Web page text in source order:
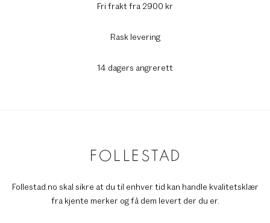
Fri frakt fra 2900 kr
Rask levering
14 dagers angrerett
Follestad.no skal sikre at du til enhver tid kan handle kvalitetsklær
fra kjente merker og få dem levert der du er.